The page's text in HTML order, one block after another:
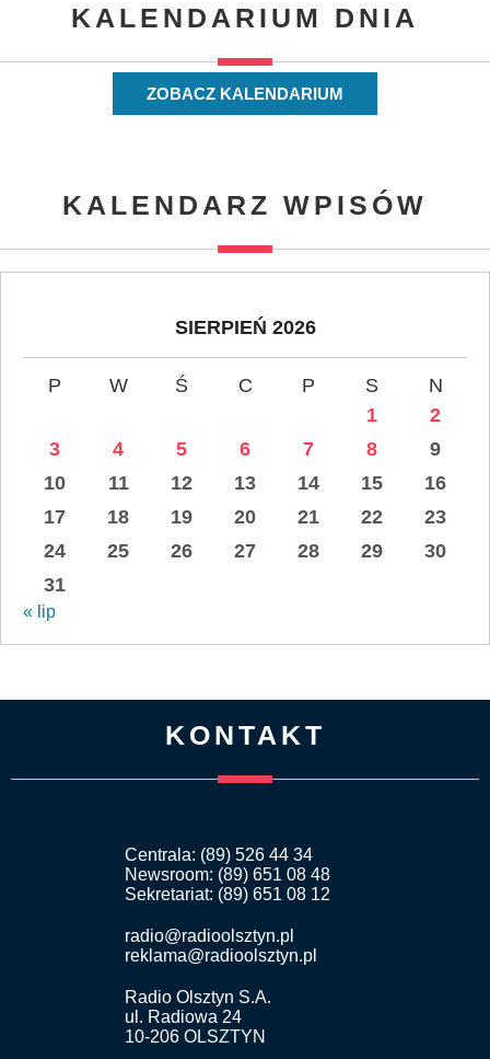
KALENDARIUM DNIA
ZOBACZ KALENDARIUM
KALENDARZ WPISÓW
SIERPIEŃ 2026
P W Ś C P S
N
1
2
3
4 5 6 7 8
9
10
11 12 13 14 15
16
17
18 19 20 21 22
23
24
25 26 27 28 29
30
31
« lip
KONTAKT
Centrala: (89) 526 44 34
Newsroom: (89) 651 08 48
Sekretariat: (89) 651 08 12
radio@radioolsztyn.pl
reklama@radioolsztyn.pl
Radio Olsztyn S.A.
ul. Radiowa 24
10-206 OLSZTYN